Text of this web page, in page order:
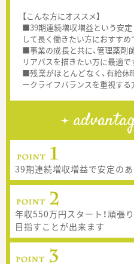
【こんな方にオススメ】
■39期連続増収増益という安定
して長く働きたい方におすすめ
■事業の成長と共に、管理薬剤
リアパスを描きたい方に最適で
■残業がほとんどなく、有給休
ークライフバランスを重視する
39期連続増収増益で安定のあ
年収550万円スタート！頑張
目指すことが出来ます